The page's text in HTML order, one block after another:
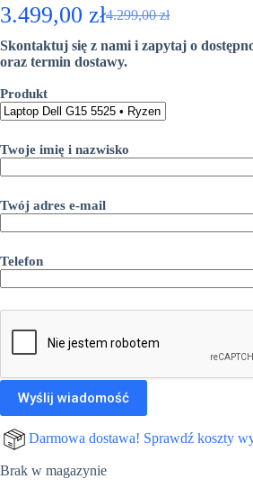
4.299,00zł
Pierwotna
cena
4.299,00 zł.
3.499,00 zł
Aktualna
cena
3.499,00 zł.
Skontaktuj się z nami i zapytaj o
oraz termin dostawy.
Produkt
Twoje imię i nazwisko
Twój adres e-mail
Telefon
Darmowa dostawa! Sprawdź koszty
Brak w magazynie